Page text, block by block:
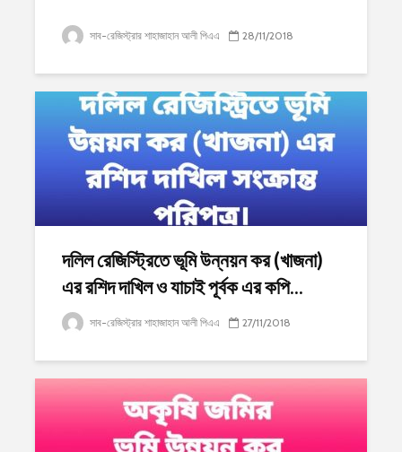
সাব-রেজিস্ট্রার শাহাজাহান আলী পিএএ 28/11/2018
দলিল রেজিস্ট্রিতে ভূমি উন্নয়ন কর (খাজনা)
এর রশিদ দাখিল ও যাচাই পূর্বক এর কপি...
সাব-রেজিস্ট্রার শাহাজাহান আলী পিএএ 27/11/2018